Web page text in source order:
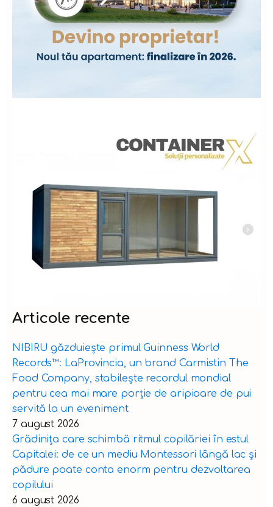
Articole recente
NIBIRU găzduiește primul Guinness World
Records™️: LaProvincia, un brand Carmistin The
Food Company, stabilește recordul mondial
pentru cea mai mare porție de aripioare de pui
servită la un eveniment
7 august 2026
Grădinița care schimbă ritmul copilăriei în estul
Capitalei: de ce un mediu Montessori lângă lac și
pădure poate conta enorm pentru dezvoltarea
copilului
6 august 2026